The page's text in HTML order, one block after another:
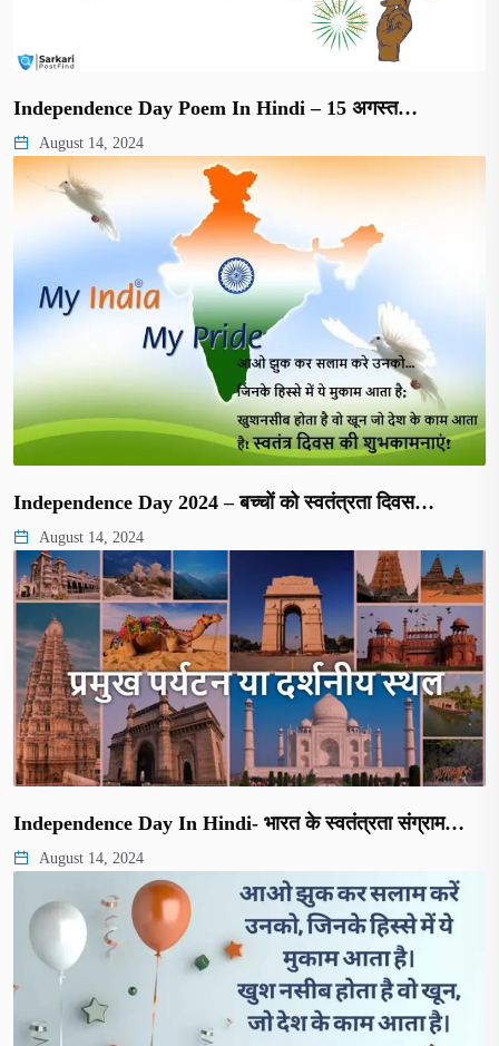
Independence Day Poem In Hindi – 15 अगस्त…
August 14, 2024
Independence Day 2024 – बच्चों को स्वतंत्रता दिवस…
August 14, 2024
Independence Day In Hindi- भारत के स्वतंत्रता संग्राम…
August 14, 2024